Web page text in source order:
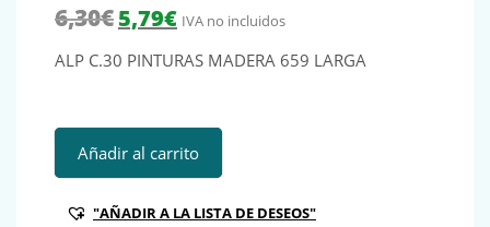
6,30€ El precio original era: 6,30€.
5,79€El precio actual es: 5,79€.
IVA no incluidos
ALP C.30 PINTURAS MADERA 659 LARGA
Añadir al carrito
"AÑADIR A LA LISTA DE DESEOS"